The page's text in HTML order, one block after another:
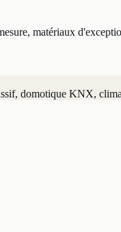
matériaux
domotique KNX,